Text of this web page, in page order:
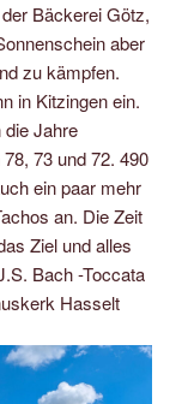
Bäckerei Götz,
aber
zu kämpfen.
in Kitzingen ein.
die Jahre
73 und 72. 490
ein paar mehr
an. Die Zeit
Ziel und alles
Bach -Toccata
Hasselt